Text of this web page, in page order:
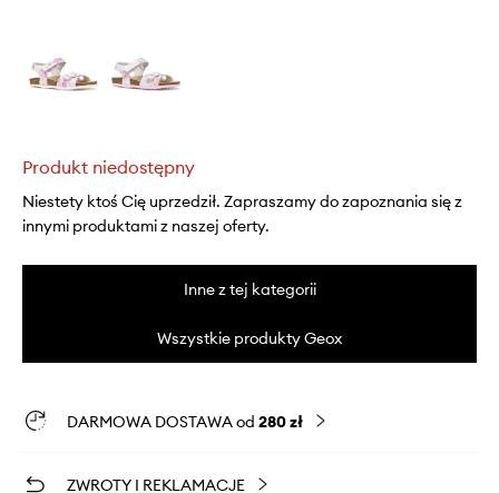
Produkt niedostępny
Niestety ktoś Cię uprzedził. Zapraszamy do zapoznania się z
innymi produktami z naszej oferty.
Inne z tej kategorii
Wszystkie produkty Geox
DARMOWA DOSTAWA od 280 zł
ZWROTY I REKLAMACJE